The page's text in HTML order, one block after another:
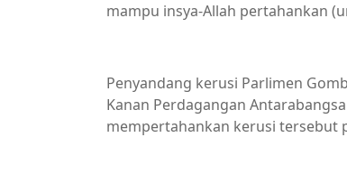
mampu insya-Allah pertahankan
Penyandang kerusi Parlimen
Kanan Perdagangan
mempertahankan kerusi tersebut